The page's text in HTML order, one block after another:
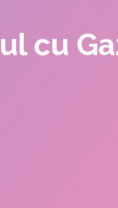
cu